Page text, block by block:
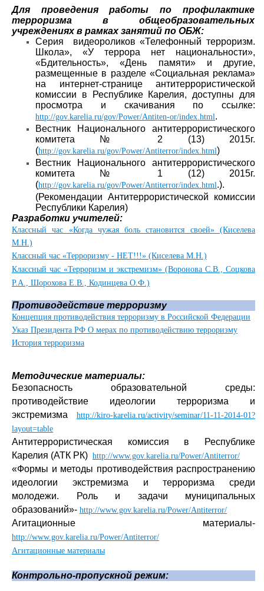
Для проведения работы по профилактике
терроризма в общеобразовательных
учреждениях в рамках занятий по ОБЖ:
Серия видеороликов «Телефонный терроризм.
Школа», «У террора нет национальности»,
«Бдительность», «День памяти» и другие,
размещенные в разделе «Социальная реклама»
на интернет-странице антитеррористической
комиссии в Республике Карелия, доступны для
просмотра и скачивания по ссылке:
http://gov.karelia.ru/gov/Power/Antiten-or/index.html.
Вестник Национального антитеррористического
комитета № 2 (13) 2015г.
(http://gov.karelia.ru/gov/Power/Antiterror/index.html)
Вестник Национального антитеррористического
комитета № 1 (12) 2015г.
(http://gov.karelia.ru/gov/Power/Antiterror/index.html.).
(Рекомендации Антитеррористической комиссии
Республики Карелия)
Разработки учителей:
Классный час «Когда чужая боль становится своей» (Киселева
М.Н.)
Классный час «Терроризму - НЕТ!!!» (Киселева М.Н.)
Классный час «Терроризм и экстремизм» (Воронова С.В., Соцкова
Р.А., Шорохова Е.В., Кодинцева О.Ф.)
Противодействие терроризму
Концепция противодействия терроризму в Российской Федерации
Указ Президента РФ О мерах по противодействию терроризму
История терроризма
Методические материалы:
Безопасность образовательной среды:
противодействие идеологии терроризма и
экстремизма http://kiro-karelia.ru/activity/seminar/11-11-2014-01?
layout=table
Антитеррористическая комиссия в Республике
Карелия (АТК РК) http://www.gov.karelia.ru/Power/Antiterror/
«Формы и методы противодействия распространению
идеологии экстремизма и терроризма среди
молодежи. Роль и задачи муниципальных
образований»- http://www.gov.karelia.ru/Power/Antiterror/
Агитационные материалы-
http://www.gov.karelia.ru/Power/Antiterror/
Агитационные материалы
Контрольно-пропускной режим: